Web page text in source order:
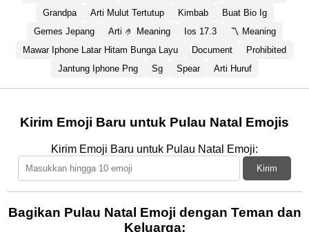
Grandpa
Arti Mulut Tertutup Kimbab
Buat Bio Ig
Gemes Jepang
Arti 🤌 Meaning Ios 17.3
〽 Meaning
Mawar Iphone Latar Hitam Bunga Layu
Document
Prohibited
Jantung Iphone Png
Sg Spear Arti Huruf
Kirim Emoji Baru untuk Pulau Natal Emojis
Kirim Emoji Baru untuk Pulau Natal Emoji:
Kirim
Bagikan Pulau Natal Emoji dengan Teman dan
Keluarga: